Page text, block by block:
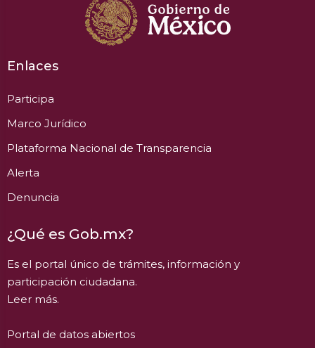
Enlaces
Participa
Marco Jurídico
Plataforma Nacional de Transparencia
Alerta
Denuncia
¿Qué es Gob.mx?
Es el portal único de trámites, información y
participación ciudadana.
Leer más.
Portal de datos abiertos